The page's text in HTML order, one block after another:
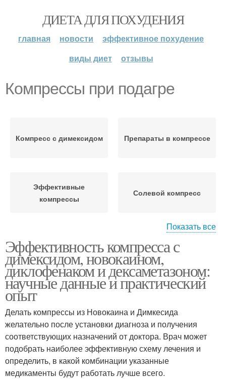
ДИЕТА ДЛЯ ПОХУДЕНИЯ
главная новости
эффективное похудение
виды диет
отзывы
Компрессы при подагре
Компресс с димексидом Препараты в компрессе
Эффективные
компрессы
Солевой компресс
Капустный компресс
Показать все
Эффективность компресса с
димексидом, новокаином,
диклофенаком и дексаметазоном:
научные данные и практический
опыт
Делать компрессы из Новокаина и Димкесида
желательно после установки диагноза и получения
соответствующих назначений от доктора. Врач может
подобрать наиболее эффективную схему лечения и
определить, в какой комбинации указанные
медикаменты будут работать лучше всего.